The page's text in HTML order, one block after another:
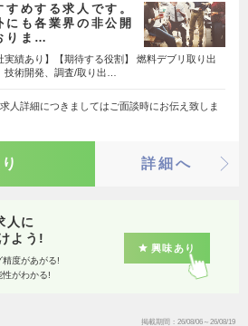
めする求人です。
にも各業界の非公開
りま…
実績あり】【期待する役割】 燃料デブリ取り出
技術開発、調査/取り出…
人詳細につきましてはご面談時にお伝え致しま
詳細へ
人に
よう!
精度があがる!
性がわかる!
興味あり
掲載期間 26/08/06～26/08/19